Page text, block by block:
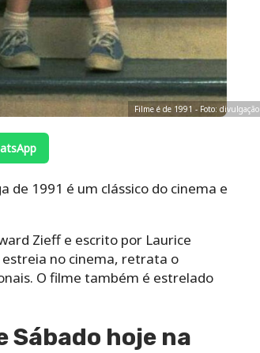
Filme é de 1991 - Foto: divulgação
de 1991 é um clássico do cinema e
Zieff e escrito por Laurice
estreia no cinema, retrata o
O filme também é estrelado
Sábado hoje na